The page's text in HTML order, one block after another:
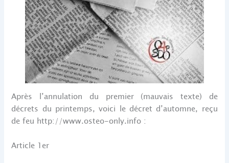
Après l’annulation du premier (mauvais texte) de
décrets du printemps, voici le décret d’automne, reçu
de feu http://www.osteo-only.info :
Article 1er